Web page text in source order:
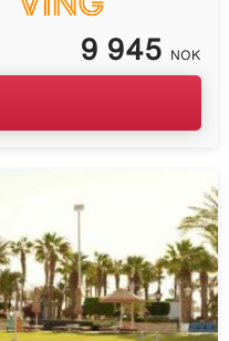
9 945 NOK